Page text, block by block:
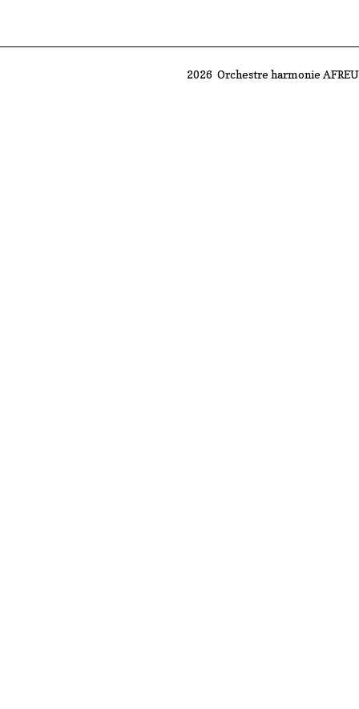
2026 Orchestre harmonie